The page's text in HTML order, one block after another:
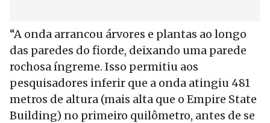
“A onda arrancou árvores e plantas ao longo
das paredes do fiorde, deixando uma parede
rochosa íngreme. Isso permitiu aos
pesquisadores inferir que a onda atingiu 481
metros de altura (mais alta que o Empire State
Building) no primeiro quilômetro, antes de se